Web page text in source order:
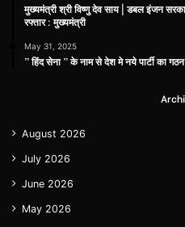
मुख्यमंत्री श्री विष्णु देव साय | डबल इंजन
रफ्तार : मुख्यमंत्री
May 31, 2025
” हिंद सेना ” के नाम से देश मे नये पार्टी का गठन
August 2026
July 2026
June 2026
May 2026